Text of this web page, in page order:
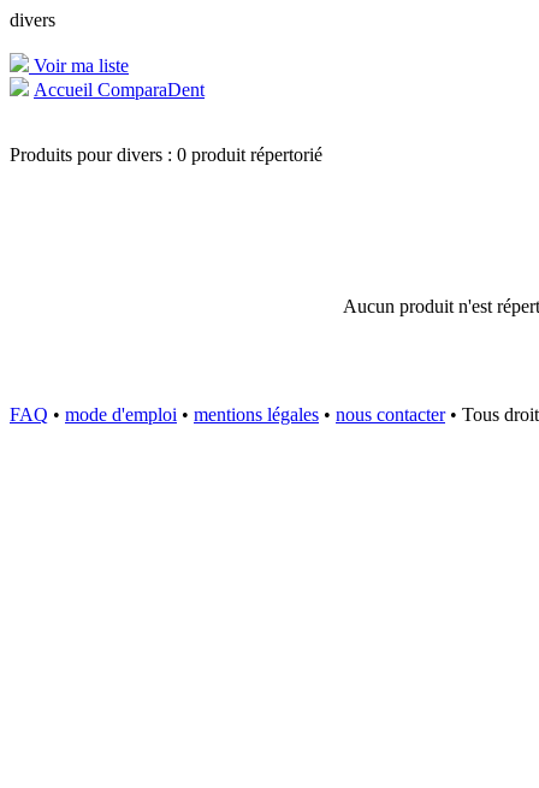
divers
Voir ma liste
Accueil ComparaDent
Produits pour divers : 0 produit répertorié
Aucun produit n'est
FAQ • mode d'emploi • mentions légales • nous contacter• Tous